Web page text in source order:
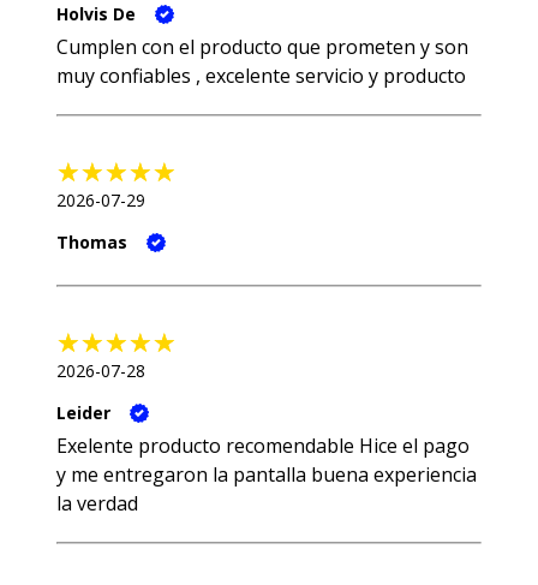
Holvis De
Cumplen con el producto que prometen y son
muy confiables , excelente servicio y producto
2026-07-29
Thomas
2026-07-28
Leider
Exelente producto recomendable Hice el pago
y me entregaron la pantalla buena experiencia
la verdad